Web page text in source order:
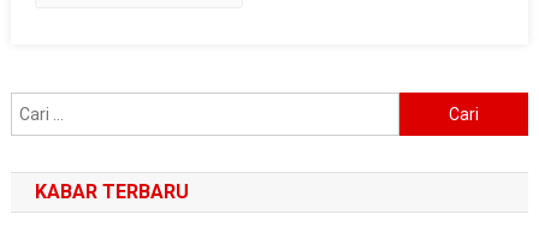
untuk:
KABAR TERBARU